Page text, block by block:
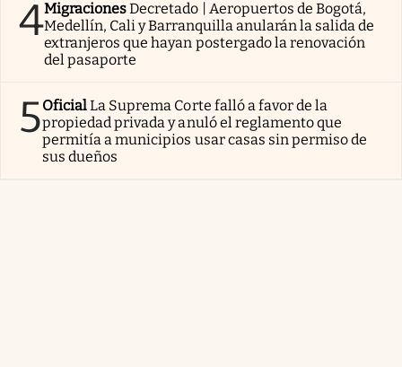
4MigracionesDecretado | Aeropuertos de Bogotá,
Medellín, Cali y Barranquilla anularán la salida de
extranjeros que hayan postergado la renovación
del pasaporte
5OficialLa Suprema Corte falló a favor de la
propiedad privada y anuló el reglamento que
permitía a municipios usar casas sin permiso de
sus dueños